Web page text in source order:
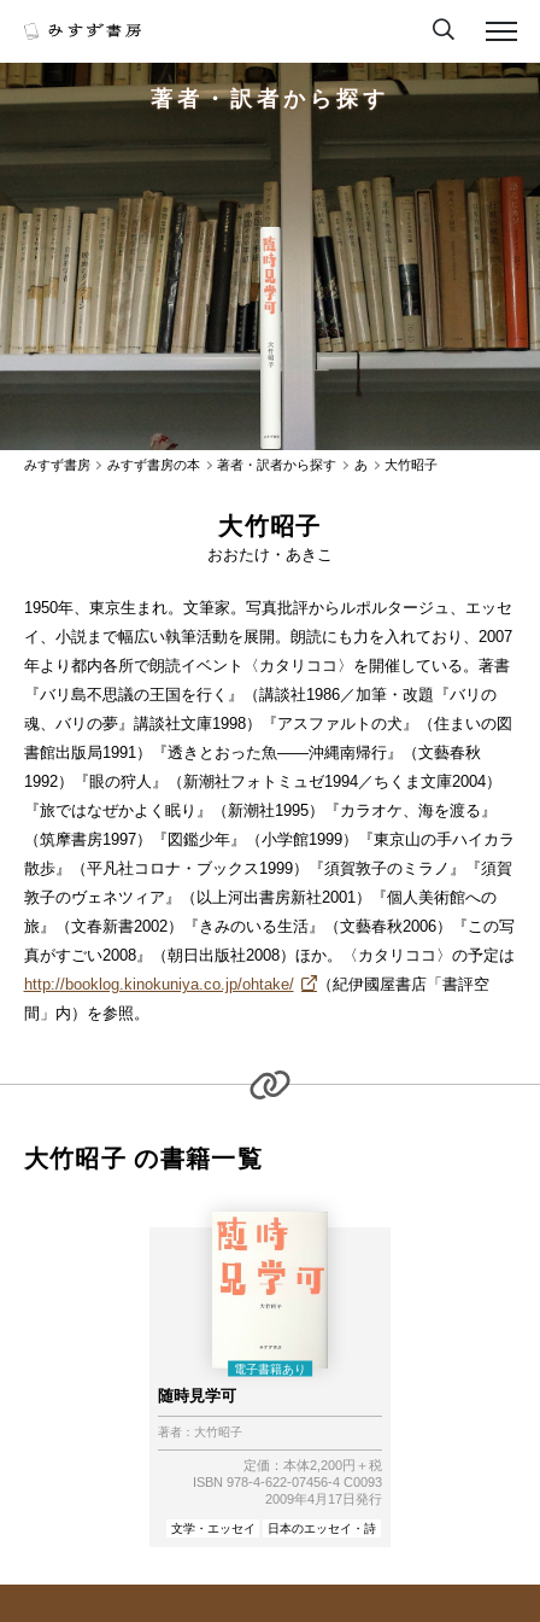
著者・訳者から探す
みすず書房 みすず書房の本 著者・訳者から探す あ 大竹昭子
大竹昭子
おおたけ・あきこ
1950年、東京生まれ。文筆家。写真批評からルポルタージュ、エッセ
イ、小説まで幅広い執筆活動を展開。朗読にも力を入れており、2007
年より都内各所で朗読イベント〈カタリココ〉を開催している。著書
『バリ島不思議の王国を行く』（講談社1986／加筆・改題『バリの
魂、バリの夢』講談社文庫1998）『アスファルトの犬』（住まいの図
書館出版局1991）『透きとおった魚——沖縄南帰行』（文藝春秋
1992）『眼の狩人』（新潮社フォトミュゼ1994／ちくま文庫2004）
『旅ではなぜかよく眠り』（新潮社1995）『カラオケ、海を渡る』
（筑摩書房1997）『図鑑少年』（小学館1999）『東京山の手ハイカラ
散歩』（平凡社コロナ・ブックス1999）『須賀敦子のミラノ』『須賀
敦子のヴェネツィア』（以上河出書房新社2001）『個人美術館への
旅』（文春新書2002）『きみのいる生活』（文藝春秋2006）『この写
真がすごい2008』（朝日出版社2008）ほか。〈カタリココ〉の予定は
http://booklog.kinokuniya.co.jp/ohtake/
（紀伊國屋書店「書評空
間」内）を参照。
大竹昭子 の書籍一覧
随時見学可
著者： 大竹昭子
定価：本体2,200円＋税
ISBN 978-4-622-07456-4 C0093
2009年4月17日発行
文学・エッセイ 日本のエッセイ・詩